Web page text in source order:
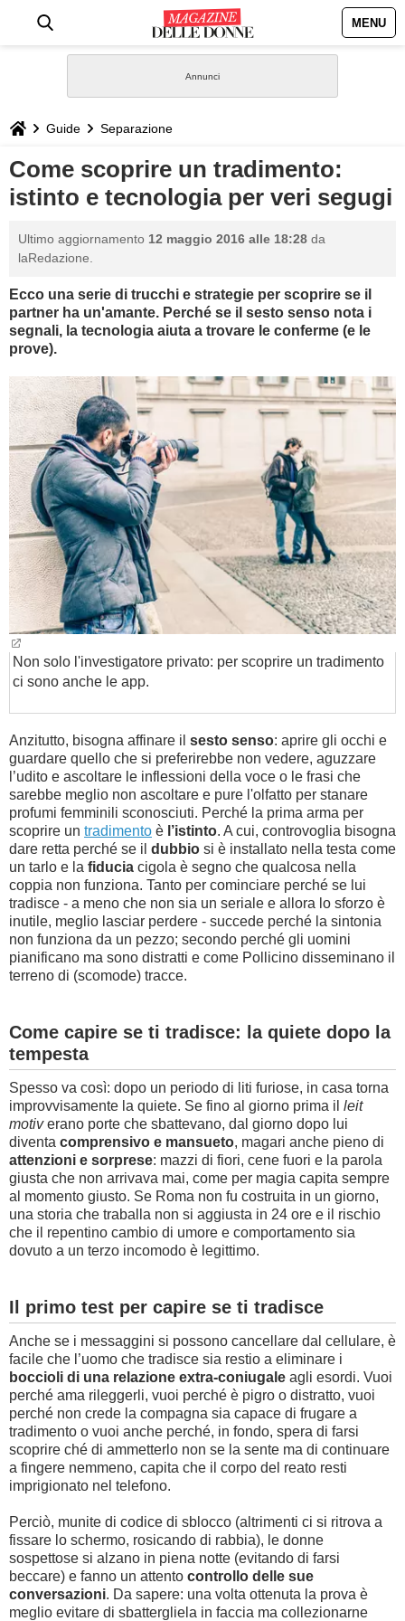
MENU
STILE
BIOGRAFIE
DEFINIZIONI
GASTRONOMIA
CAPELLI
SESSO
BAMBINO
DIETA
GUIDE
FORUM
Guide Separazione
Come scoprire un tradimento:
istinto e tecnologia per veri segugi
Ultimo aggiornamento 12 maggio 2016 alle 18:28 da
laRedazione.
Ecco una serie di trucchi e strategie per scoprire se il
partner ha un'amante. Perché se il sesto senso nota i
segnali, la tecnologia aiuta a trovare le conferme (e le
prove).
Non solo l'investigatore privato: per scoprire un tradimento
ci sono anche le app.
Anzitutto, bisogna affinare il sesto senso: aprire gli occhi e
guardare quello che si preferirebbe non vedere, aguzzare
l’udito e ascoltare le inflessioni della voce o le frasi che
sarebbe meglio non ascoltare e pure l'olfatto per stanare
profumi femminili sconosciuti. Perché la prima arma per
scoprire un tradimento è l’istinto. A cui, controvoglia bisogna
dare retta perché se il dubbio si è installato nella testa come
un tarlo e la fiducia cigola è segno che qualcosa nella
coppia non funziona. Tanto per cominciare perché se lui
tradisce - a meno che non sia un seriale e allora lo sforzo è
inutile, meglio lasciar perdere - succede perché la sintonia
non funziona da un pezzo; secondo perché gli uomini
pianificano ma sono distratti e come Pollicino disseminano il
terreno di (scomode) tracce.
Come capire se ti tradisce: la quiete dopo la
tempesta
Spesso va così: dopo un periodo di liti furiose, in casa torna
improvvisamente la quiete. Se fino al giorno prima il leit
motiverano porte che sbattevano, dal giorno dopo lui
diventa comprensivo e mansueto, magari anche pieno di
attenzioni e sorprese: mazzi di fiori, cene fuori e la parola
giusta che non arrivava mai, come per magia capita sempre
al momento giusto. Se Roma non fu costruita in un giorno,
una storia che traballa non si aggiusta in 24 ore e il rischio
che il repentino cambio di umore e comportamento sia
dovuto a un terzo incomodo è legittimo.
Il primo test per capire se ti tradisce
Anche se i messaggini si possono cancellare dal cellulare, è
facile che l’uomo che tradisce sia restio a eliminare i
boccioli di una relazione extra-coniugale agli esordi. Vuoi
perché ama rileggerli, vuoi perché è pigro o distratto, vuoi
perché non crede la compagna sia capace di frugare a
tradimento o vuoi anche perché, in fondo, spera di farsi
scoprire ché di ammetterlo non se la sente ma di continuare
a fingere nemmeno, capita che il corpo del reato resti
imprigionato nel telefono.
Perciò, munite di codice di sblocco (altrimenti ci si ritrova a
fissare lo schermo, rosicando di rabbia), le donne
sospettose si alzano in piena notte (evitando di farsi
beccare) e fanno un attento controllo delle sue
conversazioni. Da sapere: una volta ottenuta la prova è
meglio evitare di sbattergliela in faccia ma collezionarne